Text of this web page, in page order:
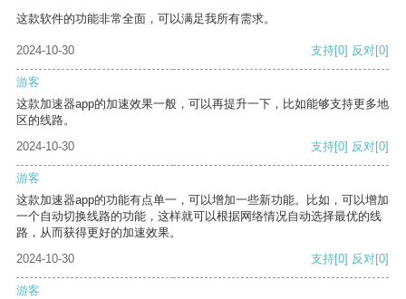
这款软件的功能非常全面，可以满足我所有需求。
2024-10-30 支持[0] 反对[0]
游客
这款加速器app的加速效果一般，可以再提升一下，比如能够支持更多地
区的线路。
2024-10-30
支持[0] 反对[0]
游客
这款加速器app的功能有点单一，可以增加一些新功能。比如，可以增加
一个自动切换线路的功能，这样就可以根据网络情况自动选择最优的线
路，从而获得更好的加速效果。
2024-10-30
支持[0] 反对[0]
游客